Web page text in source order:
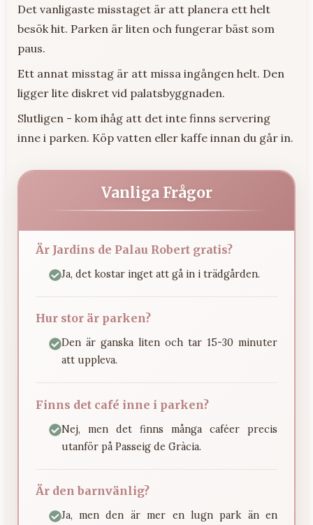
Det vanligaste misstaget är att planera ett helt
besök hit. Parken är liten och fungerar bäst som
paus.
Ett annat misstag är att missa ingången helt. Den
ligger lite diskret vid palatsbyggnaden.
Slutligen - kom ihåg att det inte finns servering
inne i parken. Köp vatten eller kaffe innan du går in.
Vanliga Frågor
Är Jardins de Palau Robert gratis?
Ja, det kostar inget att gå in i trädgården.
Hur stor är parken?
Den är ganska liten och tar 15-30 minuter
att uppleva.
Finns det café inne i parken?
Nej, men det finns många caféer precis
utanför på Passeig de Gràcia.
Är den barnvänlig?
Ja, men den är mer en lugn park än en